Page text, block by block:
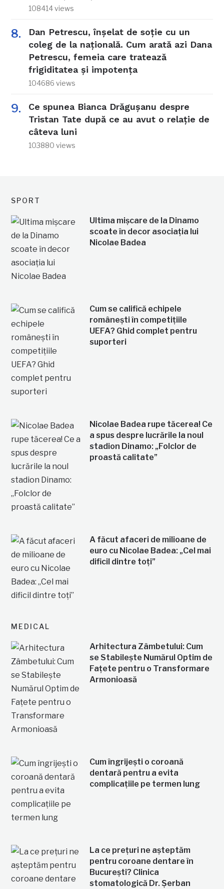
108414 views
Dan Petrescu, înșelat de soție cu un
coleg de la națională. Cum arată azi Dana
Petrescu, femeia care tratează
frigiditatea și impotența
104686 views
Ce spunea Bianca Drăgușanu despre
Tristan Tate după ce au avut o relație de
câteva luni
103880 views
SPORT
Ultima mișcare de la Dinamo
scoate în decor asociația lui
Nicolae Badea
Cum se califică echipele
românești în competițiile
UEFA? Ghid complet pentru
suporteri
Nicolae Badea rupe tăcerea! Ce
a spus despre lucrările la noul
stadion Dinamo: „Folclor de
proastă calitate”
A făcut afaceri de milioane de
euro cu Nicolae Badea: „Cel mai
dificil dintre toți”
MEDICAL
Arhitectura Zâmbetului: Cum
se Stabilește Numărul Optim de
Fațete pentru o Transformare
Armonioasă
Cum îngrijești o coroană
dentară pentru a evita
complicațiile pe termen lung
La ce prețuri ne așteptăm
pentru coroane dentare în
București? Clinica
stomatologică Dr. Șerban